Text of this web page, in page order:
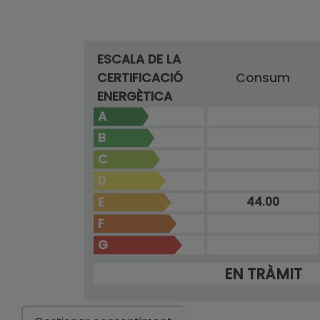
ESCALA DE LA
CERTIFICACIÓ
ENERGÈTICA
Consum
A
B
C
D
E
44.00
F
G
EN TRÀMIT